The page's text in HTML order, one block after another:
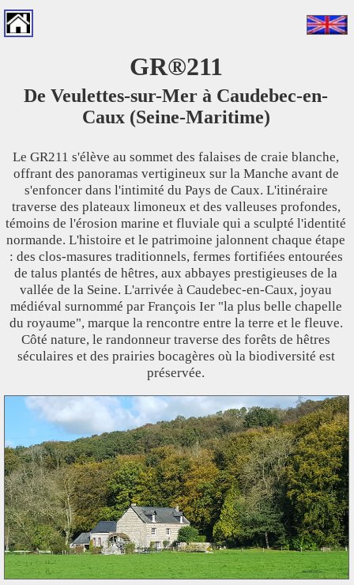
GR®211
De Veulettes-sur-Mer à Caudebec-en-
Caux (Seine-Maritime)
Le GR211 s'élève au sommet des falaises de craie blanche,
offrant des panoramas vertigineux sur la Manche avant de
s'enfoncer dans l'intimité du Pays de Caux. L'itinéraire
traverse des plateaux limoneux et des valleuses profondes,
témoins de l'érosion marine et fluviale qui a sculpté l'identité
normande. L'histoire et le patrimoine jalonnent chaque étape
: des clos-masures traditionnels, fermes fortifiées entourées
de talus plantés de hêtres, aux abbayes prestigieuses de la
vallée de la Seine. L'arrivée à Caudebec-en-Caux, joyau
médiéval surnommé par François Ier "la plus belle chapelle
du royaume", marque la rencontre entre la terre et le fleuve.
Côté nature, le randonneur traverse des forêts de hêtres
séculaires et des prairies bocagères où la biodiversité est
préservée.